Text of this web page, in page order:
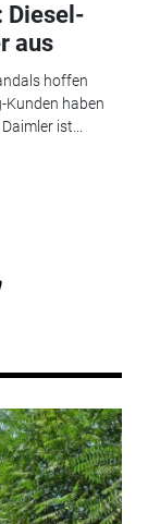
Diesel-
aus
hoffen
Kunden haben
ist...